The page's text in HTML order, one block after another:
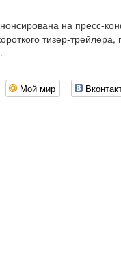
на пресс-
тизер-
Мой мир